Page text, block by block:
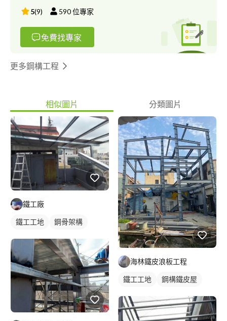
智】執著美的生活！ ※ 專業的服務，讓您安心無憂！
5(9) 590位專家
免費找專家
更多鋼構工程
相似圖片 分類圖片
鐵工廠
鐵工工地 鋼骨架構
海林鐵皮浪板工程
鐵工工地 鋼構鐵皮屋